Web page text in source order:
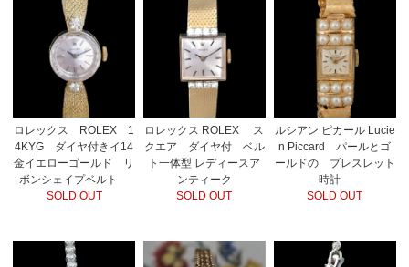
ロレックス ROLEX 1
4KYG ダイヤ付きイ14
金イエローゴールド リ
ボンシェイプベルト
SOLD OUT
ロレックス ROLEX ス
クエア ダイヤ付 ベル
ト一体型 レディースア
ンティーク
SOLD OUT
ルシアン ピカール Lucie
n Piccard パールとゴ
ールドの ブレスレット
時計
SOLD OUT